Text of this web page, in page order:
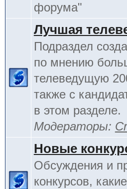
форума"
Лучшая
Подраздел
по мнению
телеведущую
также с
в этом разделе.
Модераторы:
Новые
Обсуждения и
конкурсов,